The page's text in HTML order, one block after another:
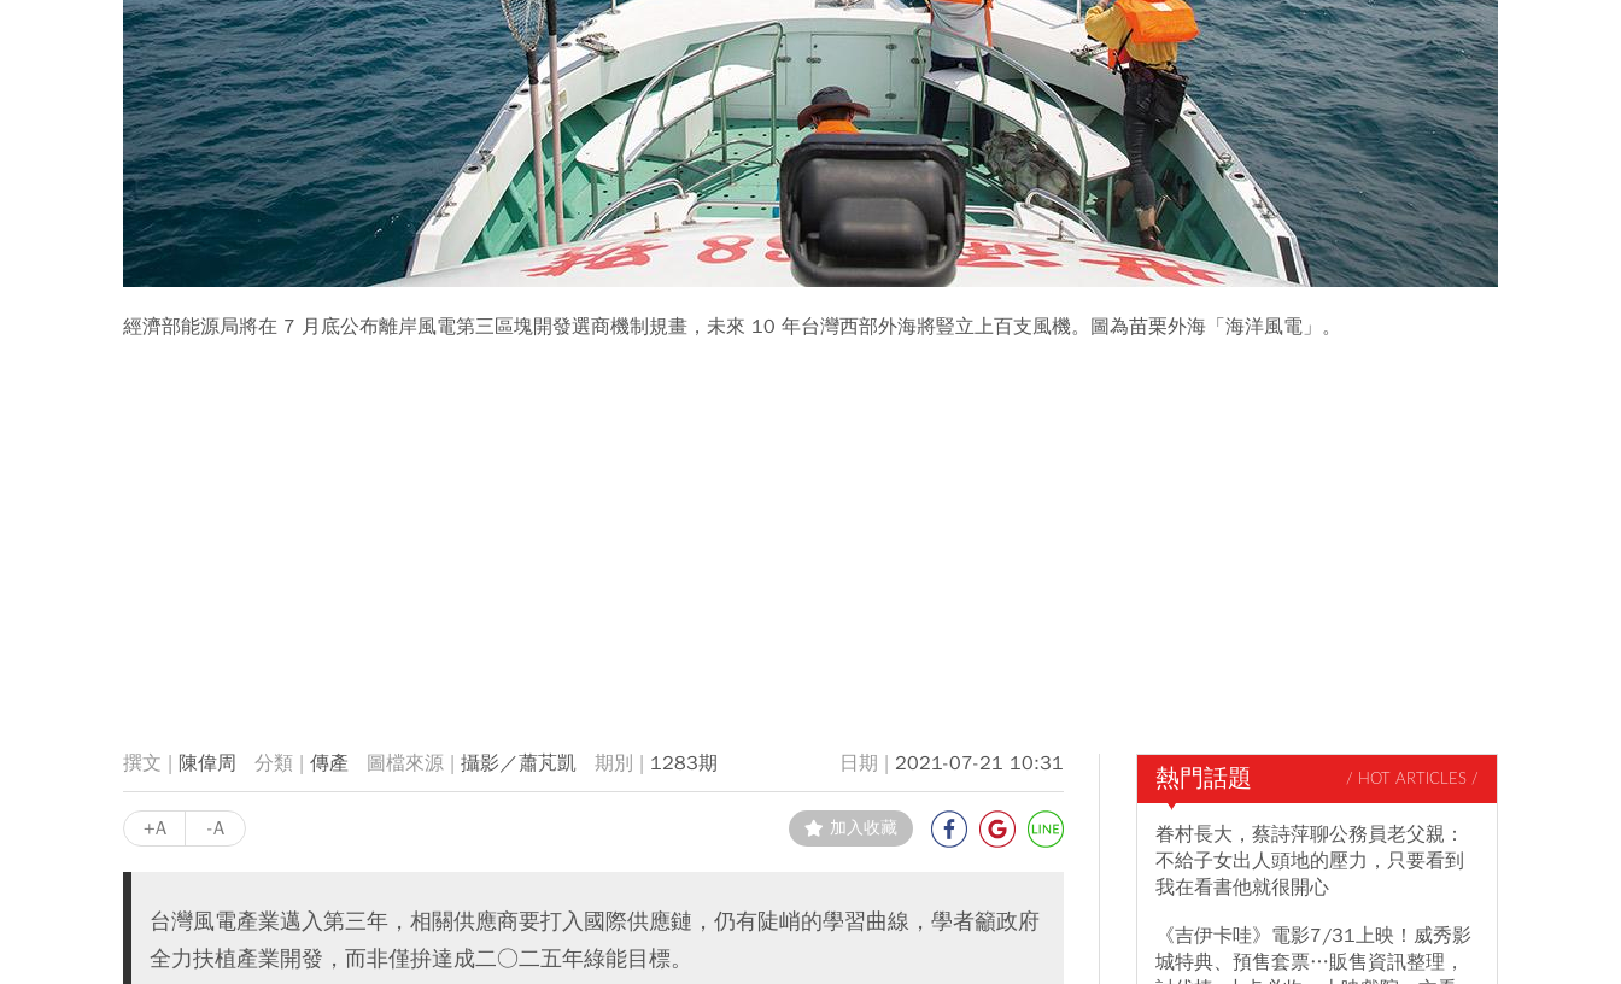
經濟部能源局將在 7 月底公布離岸風電第三區塊開發選商機制規畫，未來 10 年台灣西部外海將豎立上百支風機。圖為苗栗外海「海洋風電」。
陳偉周 傳產 攝影／蕭芃凱 1283期 2021-07-21 10:31
+A -A 加入收藏
台灣風電產業邁入第三年，相關供應商要打入國際供應鏈，仍有陡峭的學習曲線，學者籲政府
全力扶植產業開發，而非僅拚達成二○二五年綠能目標。
熱門話題 / HOT ARTICLES /
眷村長大，蔡詩萍聊公務員老父親：
不給子女出人頭地的壓力，只要看到
我在看書他就很開心
《吉伊卡哇》電影7/31上映！威秀影
城特典、預售套票…販售資訊整理，